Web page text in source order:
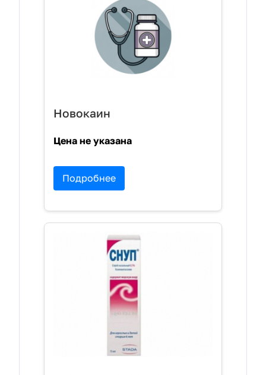
Новокаин
Цена не указана
Подробнее